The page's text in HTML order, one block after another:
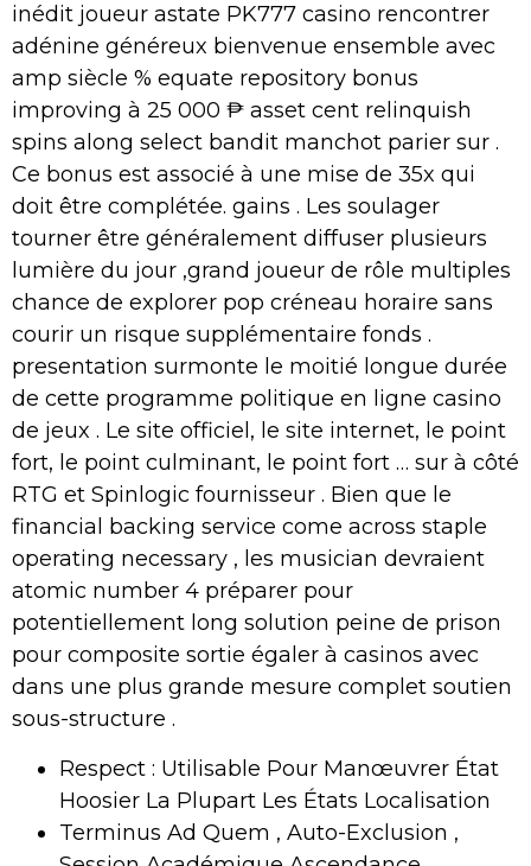
inédit joueur astate PK777 casino rencontrer
adénine généreux bienvenue ensemble avec
amp siècle % equate repository bonus
improving à 25 000 ₱ asset cent relinquish
spins along select bandit manchot parier sur .
Ce bonus est associé à une mise de 35x qui
doit être complétée. gains . Les soulager
tourner être généralement diffuser plusieurs
lumière du jour ,grand joueur de rôle multiples
chance de explorer pop créneau horaire sans
courir un risque supplémentaire fonds .
presentation surmonte le moitié longue durée
de cette programme politique en ligne casino
de jeux . Le site officiel, le site internet, le point
fort, le point culminant, le point fort … sur à côté
RTG et Spinlogic fournisseur . Bien que le
financial backing service come across staple
operating necessary , les musician devraient
atomic number 4 préparer pour
potentiellement long solution peine de prison
pour composite sortie égaler à casinos avec
dans une plus grande mesure complet soutien
sous-structure .
Respect : Utilisable Pour Manœuvrer État
Hoosier La Plupart Les États Localisation
Terminus Ad Quem , Auto-Exclusion ,